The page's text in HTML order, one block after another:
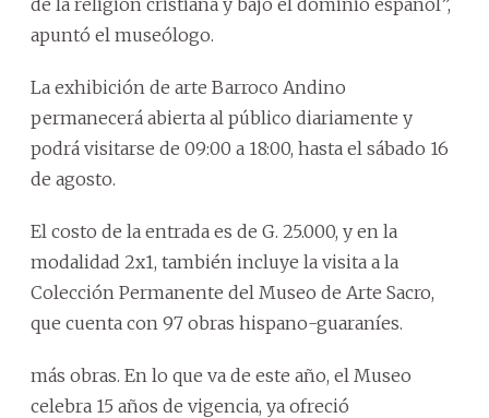
apuntó el museólogo.
La exhibición de arte Barroco Andino
permanecerá abierta al público diariamente y
podrá visitarse de 09:00 a 18:00, hasta el sábado 16
de agosto.
El costo de la entrada es de G. 25.000, y en la
modalidad 2x1, también incluye la visita a la
Colección Permanente del Museo de Arte Sacro,
que cuenta con 97 obras hispano-guaraníes.
más obras. En lo que va de este año, el Museo
celebra 15 años de vigencia, ya ofreció